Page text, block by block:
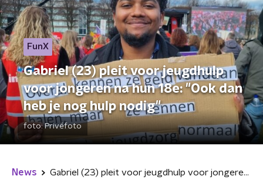
FunX
Gabriel (23) pleit voor jeugdhulp
voor jongeren na hun 18e: "Ook dan
heb je nog hulp nodig"
foto:Privéfoto
News Gabriel (23) pleit voor jeugdhulp voor jongeren na hun 18e: "Ook dan heb je nog hulp nodig"